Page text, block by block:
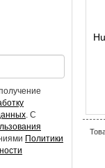
. С
Политики